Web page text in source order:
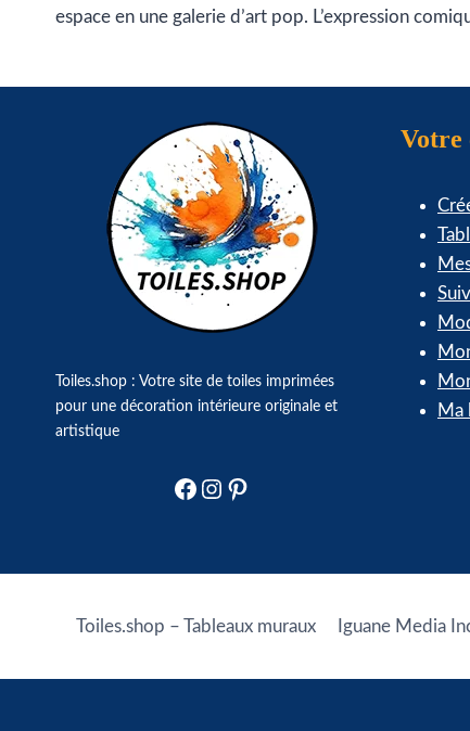
espace en une galerie d’art pop. L’expression
Toiles.shop : Votre site de toiles imprimées
pour une décoration intérieure originale et
artistique
Facebook
Instagram
Pinterest
Votre
Ma
Toiles.shop – Tableaux muraux Iguane Media